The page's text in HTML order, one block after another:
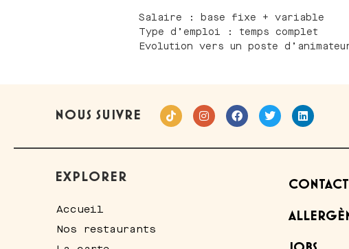
Salaire : base fixe + variable
Type d’emploi : temps complet
Evolution vers un poste
NOUS SUIVRE
EXPLORER
Accueil
Nos restaurants
CONTACT